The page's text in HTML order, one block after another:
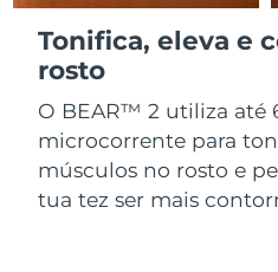
Tonifica, eleva e
rosto
O BEAR™ 2 utiliza até
microcorrente para
músculos no rosto e
tua tez ser mais
Serum
For healthy hair
issa™
18% PAP
Cosméticos
Comprar todos
Israel
Itália
Japão